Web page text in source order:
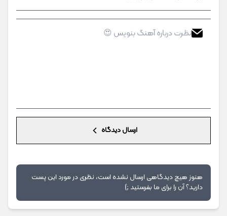
ارسال دیدگاه
هنوز هیچ دیدگاهی ارسال نشده است، نظری در مورد این پست
دارید؟ آن را برای ما بفرستید ;)